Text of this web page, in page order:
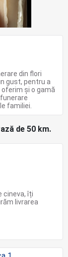
din flori
gust, pentru a
și o gamă
familiei.
de 50 km.
cineva, îți
livrarea